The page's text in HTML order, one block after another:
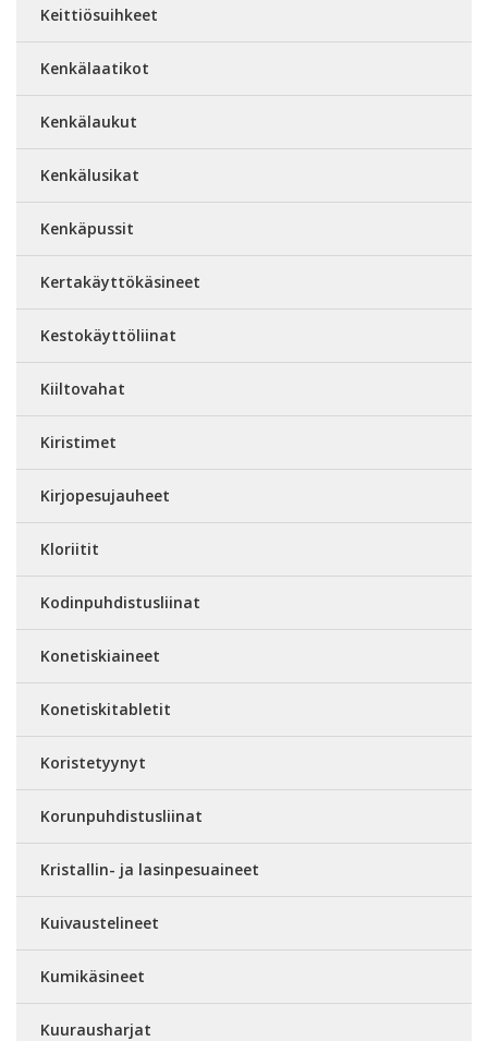
Keittiösuihkeet
Kenkälaatikot
Kenkälaukut
Kenkälusikat
Kenkäpussit
Kertakäyttökäsineet
Kestokäyttöliinat
Kiiltovahat
Kiristimet
Kirjopesujauheet
Kloriitit
Kodinpuhdistusliinat
Konetiskiaineet
Konetiskitabletit
Koristetyynyt
Korunpuhdistusliinat
Kristallin- ja lasinpesuaineet
Kuivaustelineet
Kumikäsineet
Kuurausharjat